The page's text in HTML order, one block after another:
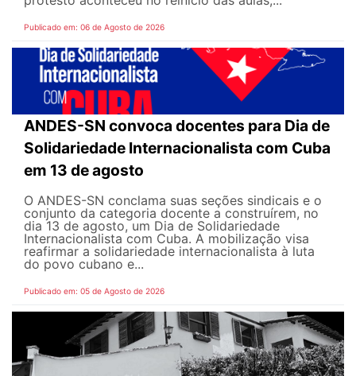
Publicado em: 06 de Agosto de 2026
ANDES-SN convoca docentes para Dia de
Solidariedade Internacionalista com Cuba
em 13 de agosto
O ANDES-SN conclama suas seções sindicais e o
conjunto da categoria docente a construírem, no
dia 13 de agosto, um Dia de Solidariedade
Internacionalista com Cuba. A mobilização visa
reafirmar a solidariedade internacionalista à luta
do povo cubano e...
Publicado em: 05 de Agosto de 2026